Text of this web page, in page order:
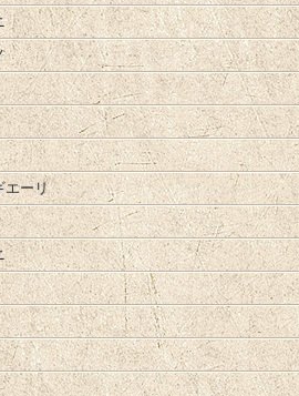
エーリ